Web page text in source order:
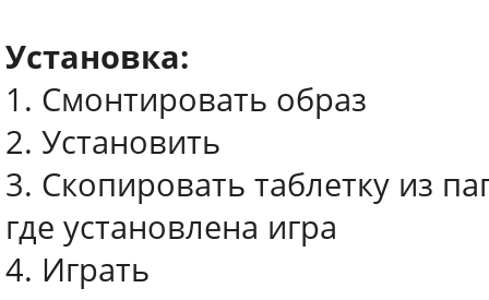
Установка:
1. Смонтировать образ
2. Установить
3. Скопировать таблетку из
где установлена игра
4. Играть